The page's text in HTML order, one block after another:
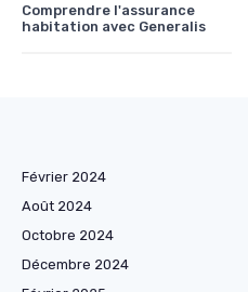
Comprendre l'assurance
habitation avec Generalis
Février 2024
Août 2024
Octobre 2024
Décembre 2024